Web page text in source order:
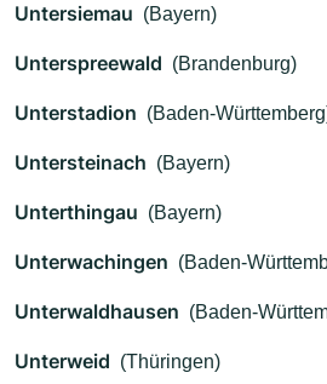
Untersiemau (Bayern)
Unterspreewald (Brandenburg)
Unterstadion (Baden-
Untersteinach (Bayern)
Unterthingau (Bayern)
Unterwachingen (Baden-
Unterwaldhausen (Baden-
Unterweid (Thüringen)